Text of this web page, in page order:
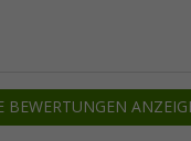
BEWERTUNGEN